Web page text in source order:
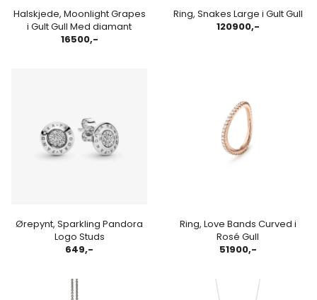
Halskjede, Moonlight Grapes
i Gult Gull Med diamant
16500,-
Ring, Snakes Large i Gult Gull
120900,-
Ørepynt, Sparkling Pandora
Logo Studs
649,-
Ring, Love Bands Curved i
Rosé Gull
51900,-